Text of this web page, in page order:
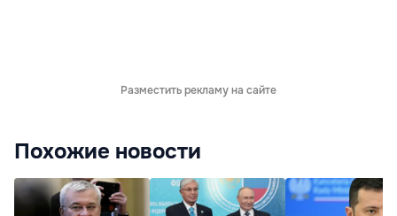
Разместить рекламу на сайте
Похожие новости